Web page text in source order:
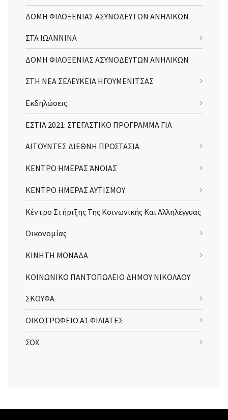
ΔΟΜΗ ΦΙΛΟΞΕΝΙΑΣ ΑΣΥΝΟΔΕΥΤΩΝ ΑΝΗΛΙΚΩΝ
ΣΤΑ ΙΩΑΝΝΙΝΑ
ΔΟΜΗ ΦΙΛΟΞΕΝΙΑΣ ΑΣΥΝΟΔΕΥΤΩΝ ΑΝΗΛΙΚΩΝ
ΣΤΗ ΝΕΑ ΣΕΛΕΥΚΕΙΑ ΗΓΟΥΜΕΝΙΤΣΑΣ
Εκδηλώσεις
ΕΣΤΙΑ 2021: ΣΤΕΓΑΣΤΙΚΟ ΠΡΟΓΡΑΜΜΑ ΓΙΑ
ΑΙΤΟΥΝΤΕΣ ΔΙΕΘΝΗ ΠΡΟΣΤΑΣΙΑ
ΚΕΝΤΡΟ ΗΜΕΡΑΣ ΆΝΟΙΑΣ
ΚΕΝΤΡΟ ΗΜΕΡΑΣ ΑΥΤΙΣΜΟΥ
Κέντρο Στήριξης Της Κοινωνικής Και Αλληλέγγυας
Οικονομίας
ΚΙΝΗΤΗ ΜΟΝΑΔΑ
ΚΟΙΝΩΝΙΚΟ ΠΑΝΤΟΠΩΛΕΙΟ ΔΗΜΟΥ ΝΙΚΟΛΑΟΥ
ΣΚΟΥΦΑ
ΟΙΚΟΤΡΟΦΕΙΟ Α1 ΦΙΛΙΑΤΕΣ
ΣΟΧ